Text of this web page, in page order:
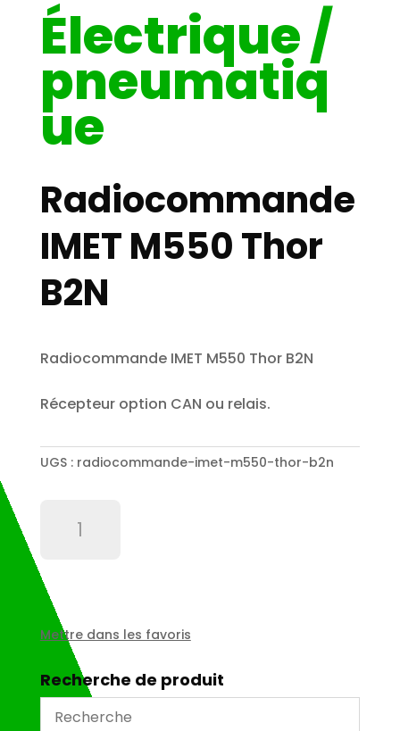
Électrique /
pneumatiq
ue
Radiocommande
IMET M550 Thor
B2N
Radiocommande IMET M550 Thor B2N
Récepteur option CAN ou relais.
UGS : radiocommande-imet-m550-thor-b2n
IMET
M550
Thor
B2N
Mettre dans les favoris
Recherche de produit